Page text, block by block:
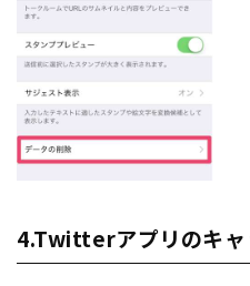
4.Twitterアプリのキャ